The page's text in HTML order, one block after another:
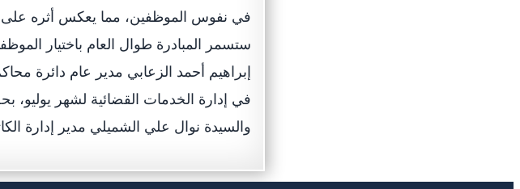
في نفوس الموظفين، مما يعكس أثره على
ستسمر المبادرة طوال العام باختيار
إبراهيم أحمد الزعابي مدير عام دائرة
في إدارة الخدمات القضائية لشهر يوليو،
والسيدة نوال علي الشميلي مدير إدارة